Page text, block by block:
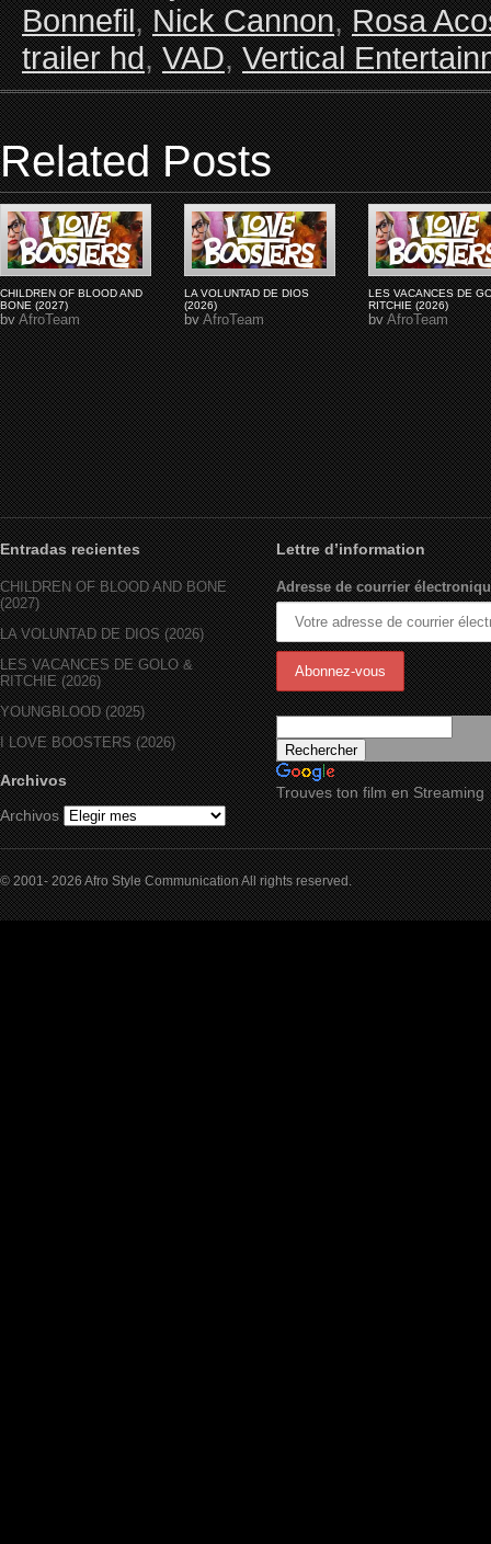
Bonnefil,Nick Cannon,Rosa
trailer hd,VAD,Vertical
Related Posts
CHILDREN OF BLOOD AND
BONE (2027)
byAfroTeam
LA VOLUNTAD DE DIOS
(2026)
byAfroTeam
LES VACANCES DE
RITCHIE (2026)
byAfroTeam
Entradas recientes
CHILDREN OF BLOOD AND BONE
(2027)
LA VOLUNTAD DE DIOS (2026)
LES VACANCES DE GOLO &
RITCHIE (2026)
YOUNGBLOOD (2025)
I LOVE BOOSTERS (2026)
Archivos
Archivos
Lettre d’information
Adresse de courrier
Trouves ton film en Streaming
© 2001- 2026 Afro Style Communication All rights reserved.